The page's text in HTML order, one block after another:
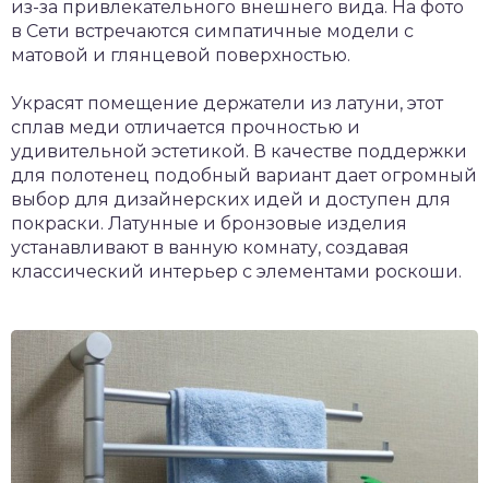
из-за привлекательного внешнего вида. На фото
в Сети встречаются симпатичные модели с
матовой и глянцевой поверхностью.
Украсят помещение держатели из латуни, этот
сплав меди отличается прочностью и
удивительной эстетикой. В качестве поддержки
для полотенец подобный вариант дает огромный
выбор для дизайнерских идей и доступен для
покраски. Латунные и бронзовые изделия
устанавливают в ванную комнату, создавая
классический интерьер с элементами роскоши.